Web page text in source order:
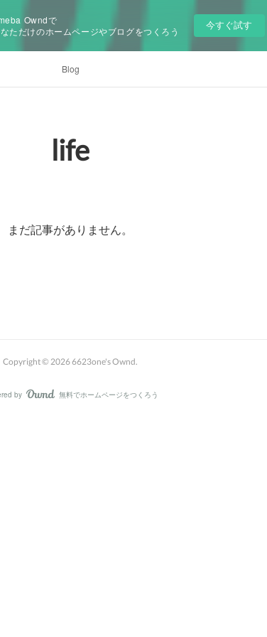
Owndで
ただけのホームページやブログをつくろう
今すぐ試す
Blog
life
まだ記事がありません。
Copyright © 20266623one's Ownd.
by AmebaOwnd
無料でホームページをつくろう